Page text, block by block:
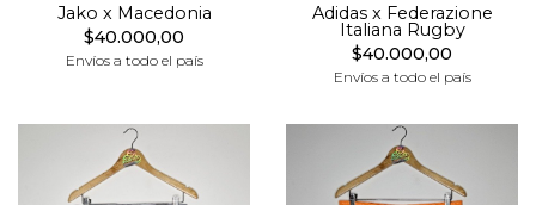
Jako x Macedonia
$40.000,00
Envíos a todo el país
Adidas x Federazione
Italiana Rugby
$40.000,00
Envíos a todo el país